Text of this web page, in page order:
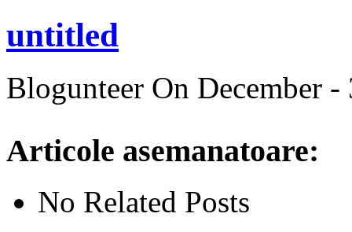
untitled
Blogunteer On December -
Articole asemanatoare:
No Related Posts